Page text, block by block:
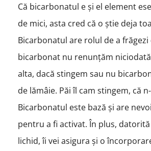
Că bicarbonatul e și el element
de mici, asta cred că o știe deja
Bicarbonatul are rolul de a frăgezi
bicarbonat nu renunțăm
alta, dacă stingem sau nu
de lămâie. Păi îl cam stingem, că
Bicarbonatul este bază și are
pentru a fi activat. În plus,
lichid, îi vei asigura și o